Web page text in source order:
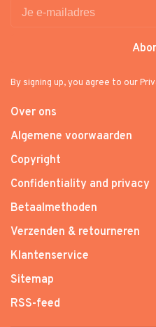
By signing up, you agree to our
Over ons
Algemene voorwaarden
Copyright
Confidentiality and privacy
Betaalmethoden
Verzenden & retourneren
Klantenservice
Sitemap
RSS-feed